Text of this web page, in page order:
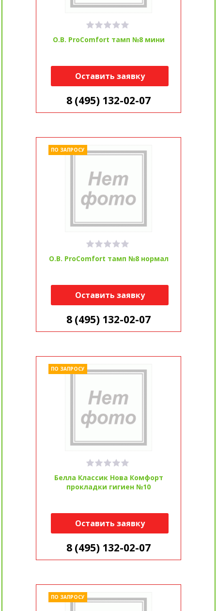
O.B. ProComfort тамп №8 мини
Оставить заявку
8 (495) 132-02-07
O.B. ProComfort тамп №8 нормал
ПО ЗАПРОСУ
Оставить заявку
8 (495) 132-02-07
Белла Классик Нова Комфорт
прокладки гигиен №10
ПО ЗАПРОСУ
Оставить заявку
8 (495) 132-02-07
ПО ЗАПРОСУ